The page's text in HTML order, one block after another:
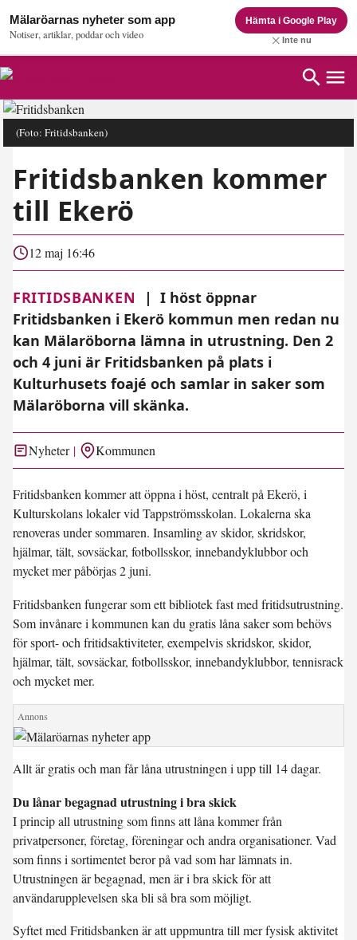
Mälaröarnas nyheter som app
Notiser, artiklar, poddar och video
Hämta i Google Play
Inte nu
(Foto: Fritidsbanken)
Fritidsbanken kommer
till Ekerö
12 maj 16:46
FRITIDSBANKEN | I höst öppnar
Fritidsbanken i Ekerö kommun men redan nu
kan Mälaröborna lämna in utrustning. Den 2
och 4 juni är Fritidsbanken på plats i
Kulturhusets foajé och samlar in saker som
Mälaröborna vill skänka.
Nyheter Kommunen
Fritidsbanken kommer att öppna i höst, centralt på Ekerö, i
Kulturskolans lokaler vid Tappströmsskolan. Lokalerna ska
renoveras under sommaren. Insamling av skidor, skridskor,
hjälmar, tält, sovsäckar, fotbollsskor, innebandyklubbor och
mycket mer påbörjas 2 juni.
Fritidsbanken fungerar som ett bibliotek fast med fritidsutrustning.
Som invånare i kommunen kan du gratis låna saker som behövs
för sport- och fritidsaktiviteter, exempelvis skridskor, skidor,
hjälmar, tält, sovsäckar, fotbollsskor, innebandyklubbor, tennisrack
och mycket mer.
Allt är gratis och man får låna utrustningen i upp till 14 dagar.
Du lånar begagnad utrustning i bra skick
I princip all utrustning som finns att låna kommer från
privatpersoner, företag, föreningar och andra organisationer. Vad
som finns i sortimentet beror på vad som har lämnats in.
Utrustningen är begagnad, men är i bra skick för att
användarupplevelsen ska bli så bra som möjligt.
Syftet med Fritidsbanken är att uppmuntra till mer fysisk aktivitet